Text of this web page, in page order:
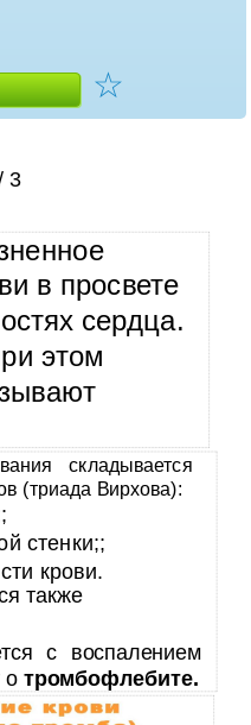
☆
3
в просвете
сердца.
этом
складывается
(триада Вирхова):
стенки;;
крови.
также
с воспалением
отромбофлебите.